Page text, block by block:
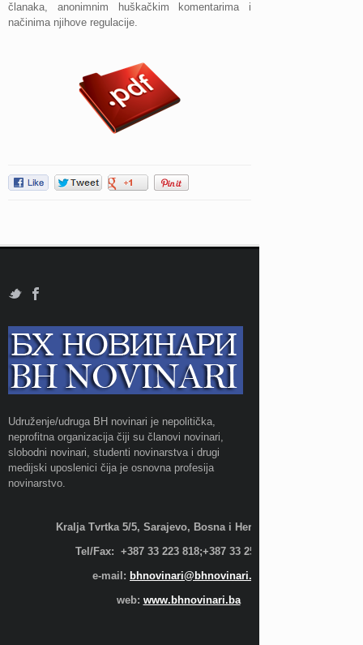
članaka, anonimnim huškačkim komentarima i
načinima njihove regulacije.
Udruženje/udruga BH novinari je nepolitička,
neprofitna organizacija čiji su članovi novinari,
slobodni novinari, studenti novinarstva i drugi
medijski uposlenici čija je osnovna profesija
novinarstvo.
Kralja Tvrtka 5/5, Sarajevo, Bosna i Hercegovina;
Tel/Fax: +387 33 223 818;+387 33 255 600
e-mail: bhnovinari@bhnovinari.ba
web: www.bhnovinari.ba